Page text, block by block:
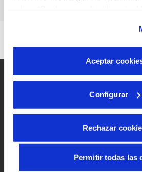
son indispensables para que el
por tanto no se pueden desactivar.
más información en nuestraPolítica
Aceptar
Configurar
Rechazar
Permitir todas las
Mapa Web
Política de cookies